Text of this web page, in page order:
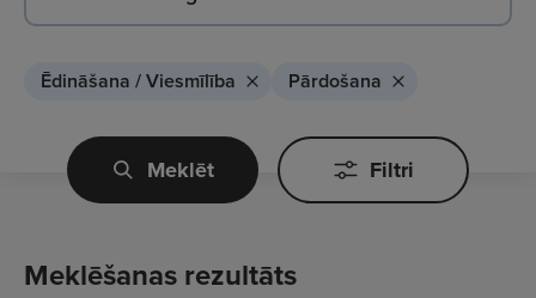
Ēdināšana / Viesmīlība Pārdošana
Meklēt Filtri
Meklēšanas rezultāts